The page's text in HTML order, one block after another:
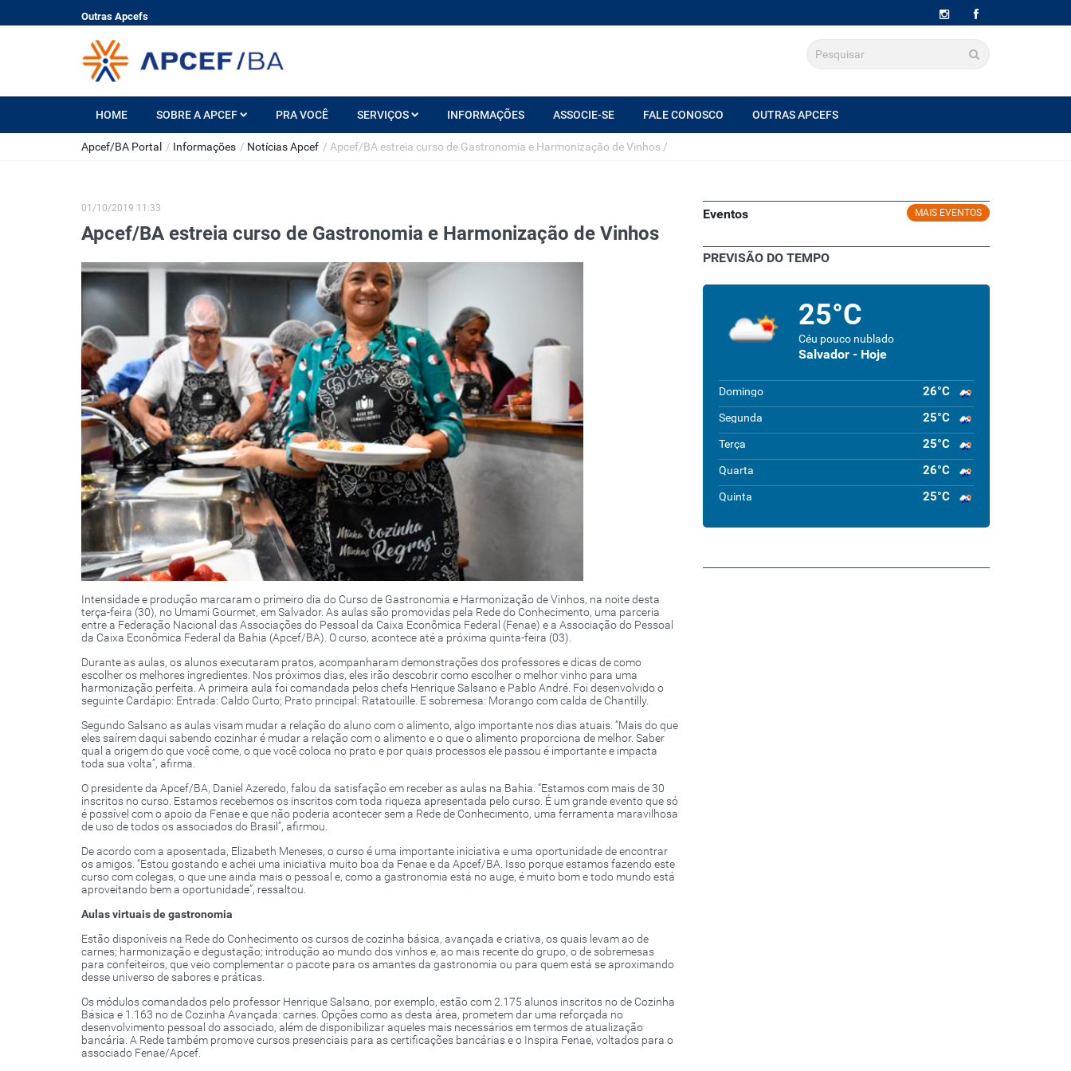
Outras Apcefs
HOME SOBRE A APCEF PRA VOCÊ SERVIÇOS INFORMAÇÕES ASSOCIE-SE FALE CONOSCO OUTRAS APCEFS
Apcef/BA Portal / Informações / Notícias Apcef / Apcef/BA estreia curso de Gastronomia e Harmonização de Vinhos /
01/10/2019 11:33
Apcef/BA estreia curso de Gastronomia e Harmonização de Vinhos
Intensidade e produção marcaram o primeiro dia do Curso de Gastronomia e Harmonização de Vinhos, na noite desta
terça-feira (30), no Umami Gourmet, em Salvador. As aulas são promovidas pela Rede do Conhecimento, uma parceria
entre a Federação Nacional das Associações do Pessoal da Caixa Econômica Federal (Fenae) e a Associação do Pessoal
da Caixa Econômica Federal da Bahia (Apcef/BA). O curso, acontece até a próxima quinta-feira (03).
Durante as aulas, os alunos executaram pratos, acompanharam demonstrações dos professores e dicas de como
escolher os melhores ingredientes. Nos próximos dias, eles irão descobrir como escolher o melhor vinho para uma
harmonização perfeita. A primeira aula foi comandada pelos chefs Henrique Salsano e Pablo André. Foi desenvolvido o
seguinte Cardápio: Entrada: Caldo Curto; Prato principal: Ratatouille. E sobremesa: Morango com calda de Chantilly.
Segundo Salsano as aulas visam mudar a relação do aluno com o alimento, algo importante nos dias atuais. “Mais do que
eles saírem daqui sabendo cozinhar é mudar a relação com o alimento e o que o alimento proporciona de melhor. Saber
qual a origem do que você come, o que você coloca no prato e por quais processos ele passou é importante e impacta
toda sua volta”, afirma.
O presidente da Apcef/BA, Daniel Azeredo, falou da satisfação em receber as aulas na Bahia. “Estamos com mais de 30
inscritos no curso. Estamos recebemos os inscritos com toda riqueza apresentada pelo curso. É um grande evento que só
é possível com o apoio da Fenae e que não poderia acontecer sem a Rede de Conhecimento, uma ferramenta maravilhosa
de uso de todos os associados do Brasil”, afirmou.
De acordo com a aposentada, Elizabeth Meneses, o curso é uma importante iniciativa e uma oportunidade de encontrar
os amigos. “Estou gostando e achei uma iniciativa muito boa da Fenae e da Apcef/BA. Isso porque estamos fazendo este
curso com colegas, o que une ainda mais o pessoal e, como a gastronomia está no auge, é muito bom e todo mundo está
aproveitando bem a oportunidade”, ressaltou.
Aulas virtuais de gastronomia
Estão disponíveis na Rede do Conhecimento os cursos de cozinha básica, avançada e criativa, os quais levam ao de
carnes; harmonização e degustação; introdução ao mundo dos vinhos e, ao mais recente do grupo, o de sobremesas
para confeiteiros, que veio complementar o pacote para os amantes da gastronomia ou para quem está se aproximando
desse universo de sabores e práticas.
Os módulos comandados pelo professor Henrique Salsano, por exemplo, estão com 2.175 alunos inscritos no de Cozinha
Básica e 1.163 no de Cozinha Avançada: carnes. Opções como as desta área, prometem dar uma reforçada no
desenvolvimento pessoal do associado, além de disponibilizar aqueles mais necessários em termos de atualização
bancária. A Rede também promove cursos presenciais para as certificações bancárias e o Inspira Fenae, voltados para o
associado Fenae/Apcef.
MAIS EVENTOS
Eventos
PREVISÃO DO TEMPO
25°C
Céu pouco nublado
Salvador - Hoje
Domingo 26°C
Segunda 25°C
Terça 25°C
Quarta 26°C
Quinta 25°C